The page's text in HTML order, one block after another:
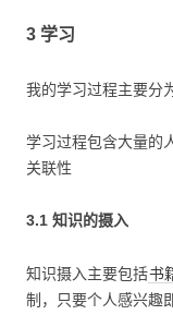
3 学习
我的学习过程主要分
学习过程包含大量的
关联性
3.1 知识的摄入
知识摄入主要包括书
制，只要个人感兴趣